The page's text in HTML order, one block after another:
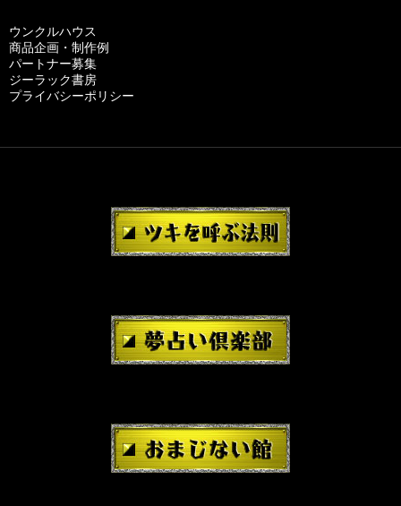
ウンクルハウス
商品企画・制作例
パートナー募集
ジーラック書房
プライバシーポリシー